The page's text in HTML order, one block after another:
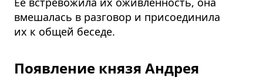
вмешалась в разговор и присоединила
их к общей беседе.
Появление князя Андрея